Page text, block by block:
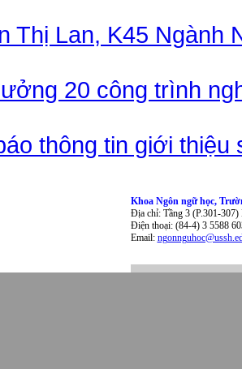
Thị Lan, K45 Ngành
20 công trình
thông tin giới thiệu
Khoa Ngôn ngữ học,
Địa chỉ: Tầng 3 (P.301-
Điện thoại: (84-4) 3 5588
Email: